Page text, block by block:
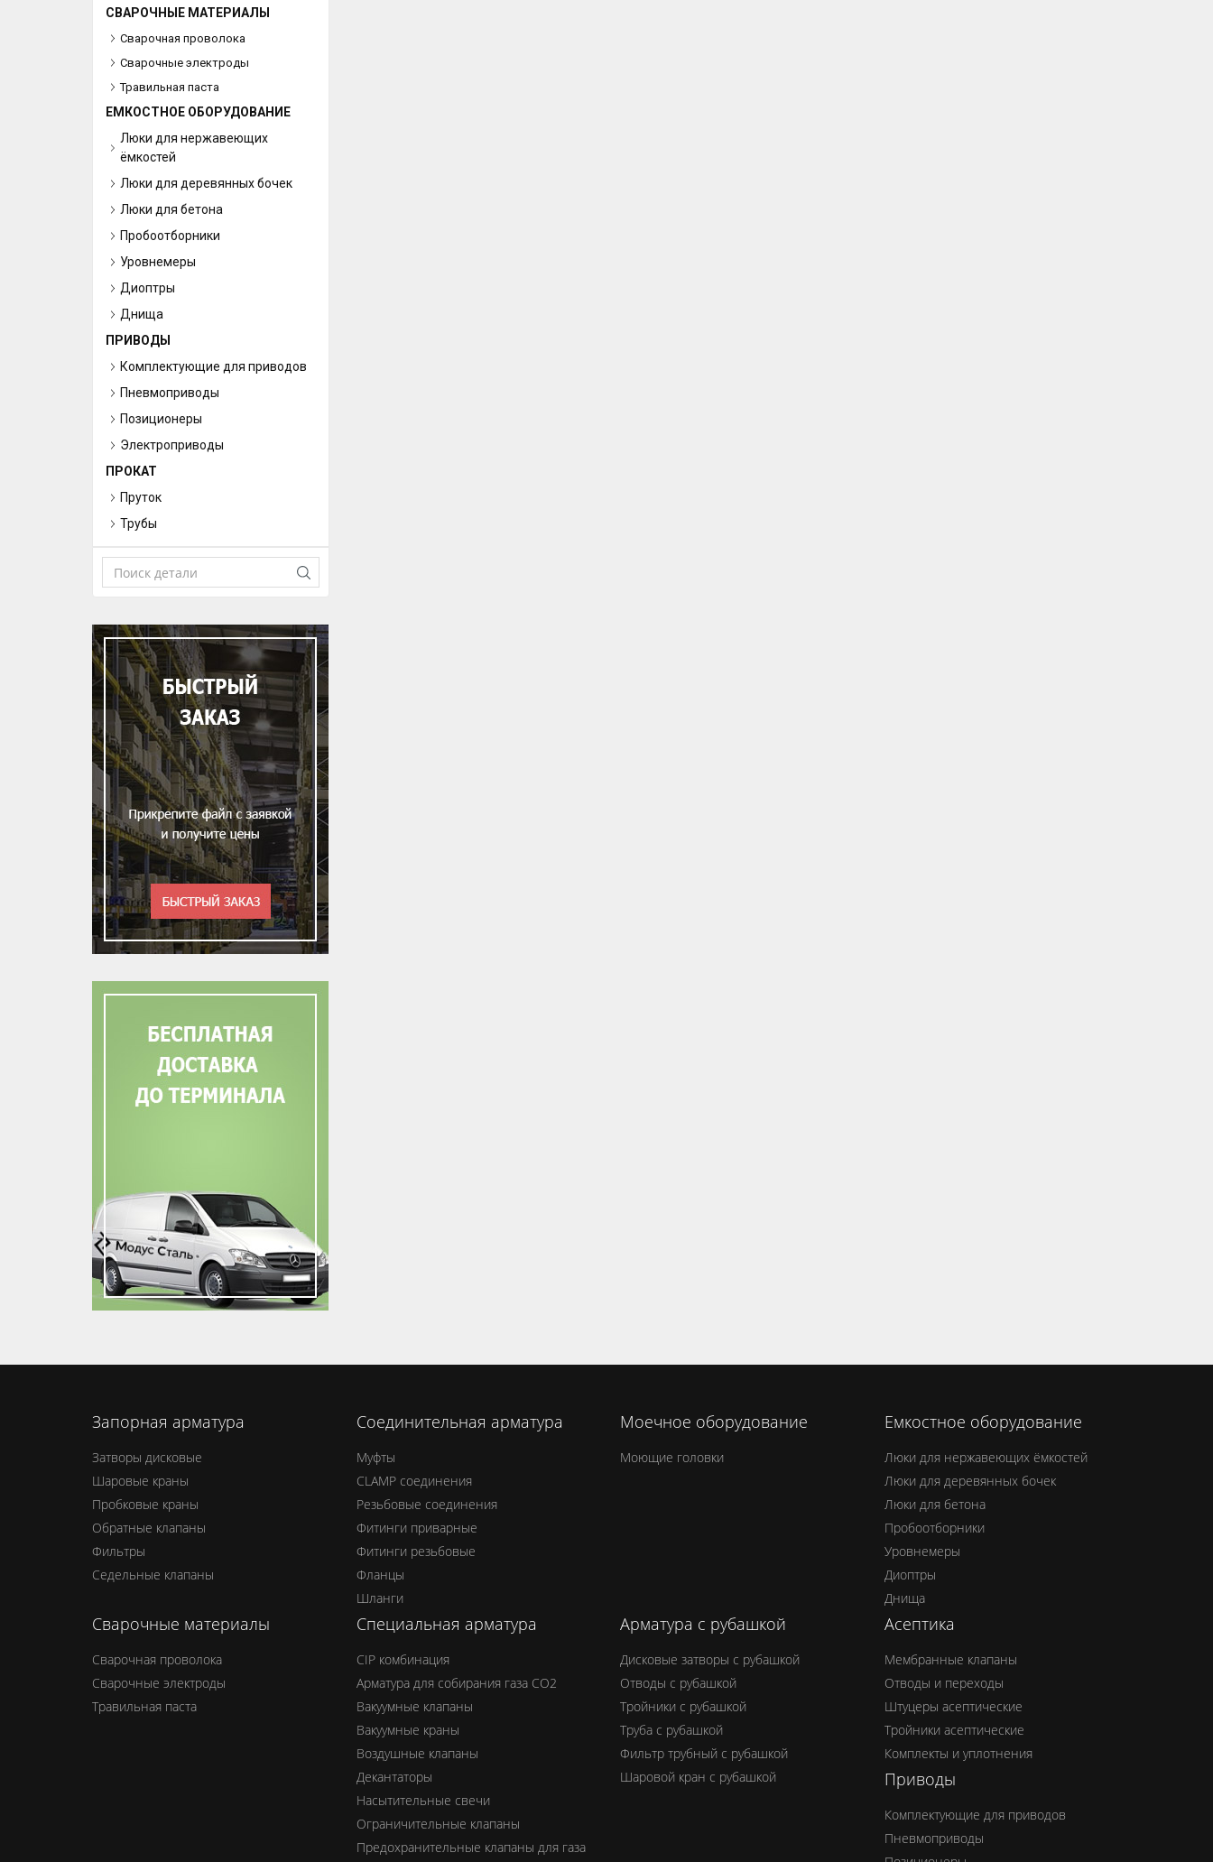
СВАРОЧНЫЕ МАТЕРИАЛЫ
Сварочная проволока
Сварочные электроды
Травильная паста
ЕМКОСТНОЕ ОБОРУДОВАНИЕ
Люки для нержавеющих
ёмкостей
Люки для деревянных бочек
Люки для бетона
Пробоотборники
Уровнемеры
Диоптры
Днища
ПРИВОДЫ
Комплектующие для приводов
Пневмоприводы
Позиционеры
Электроприводы
ПРОКАТ
Пруток
Трубы
Запорная арматура
Затворы дисковые
Шаровые краны
Пробковые краны
Обратные клапаны
Фильтры
Седельные клапаны
Соединительная арматура
Муфты
CLAMP соединения
Резьбовые соединения
Фитинги приварные
Фитинги резьбовые
Фланцы
Шланги
Моечное оборудование
Моющие головки
Емкостное оборудование
Люки для нержавеющих ёмкостей
Люки для деревянных бочек
Люки для бетона
Пробоотборники
Уровнемеры
Диоптры
Днища
Сварочные материалы
Сварочная проволока
Сварочные электроды
Травильная паста
Специальная арматура
CIP комбинация
Арматура для собирания газа СО2
Вакуумные клапаны
Вакуумные краны
Воздушные клапаны
Декантаторы
Насытительные свечи
Ограничительные клапаны
Предохранительные клапаны для газа
Арматура с рубашкой
Дисковые затворы с рубашкой
Отводы с рубашкой
Тройники с рубашкой
Труба с рубашкой
Фильтр трубный с рубашкой
Шаровой кран с рубашкой
Асептика
Мембранные клапаны
Отводы и переходы
Штуцеры асептические
Тройники асептические
Комплекты и уплотнения
Приводы
Комплектующие для приводов
Пневмоприводы